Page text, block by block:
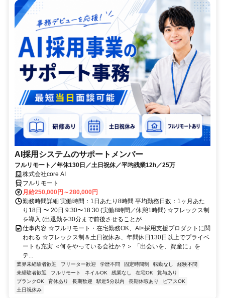
AI採用システムのサポートメンバー
フルリモート／年休130日／土日祝休／平均残業12h／25万
株式会社core AI
フルリモート
月給250,000円～280,000円
勤務時間詳細 実働時間：1日あたり8時間 平均勤務日数：1ヶ月あた
り18日 〜 20日 9:30〜18:30 (実働8時間／休憩1時間) ☆フレックス制
を導入 (出退勤を30分まで前後させることが...
仕事内容 ☆フルリモート・在宅勤務OK、AI×採用支援プロダクトに関
われる ☆フレックス制＆土日祝休み、年間休日130日以上でプライベ
ートも充実 ＜何をやっている会社か？＞ 「出会いを、資産に」を
テ...
業界未経験者歓迎 フリーター歓迎 学歴不問 固定時間制 転勤なし
経験不問
未経験者歓迎
フルリモート ネイルOK 残業なし 在宅OK
賞与あり
ブランクOK
育休あり 長期歓迎 駅近5分以内 長期休暇あり
ピアスOK
土日祝休み